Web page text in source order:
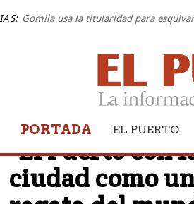
Gomila usa la titularidad para
PORTADA EL PUERTO
VELA
"El Puerto con
ciudad como